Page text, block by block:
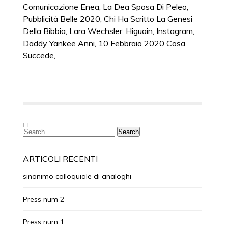
Comunicazione Enea, La Dea Sposa Di Peleo,
Pubblicità Belle 2020, Chi Ha Scritto La Genesi
Della Bibbia, Lara Wechsler: Higuain, Instagram,
Daddy Yankee Anni, 10 Febbraio 2020 Cosa
Succede,
ARTICOLI RECENTI
sinonimo colloquiale di analoghi
Press num 2
Press num 1